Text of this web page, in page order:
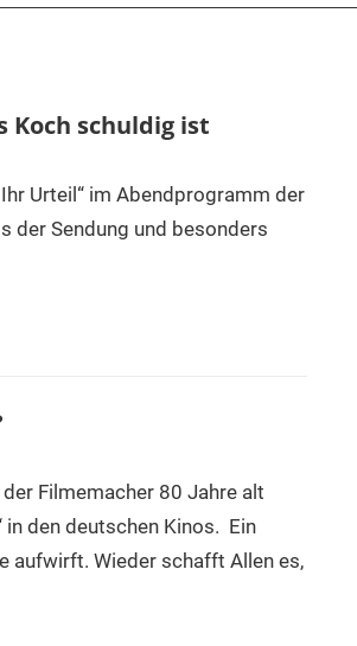
schuldig ist
Urteil“ im Abendprogramm der
der Sendung und besonders
Filmemacher 80 Jahre alt
den deutschen Kinos. Ein
aufwirft. Wieder schafft Allen es,